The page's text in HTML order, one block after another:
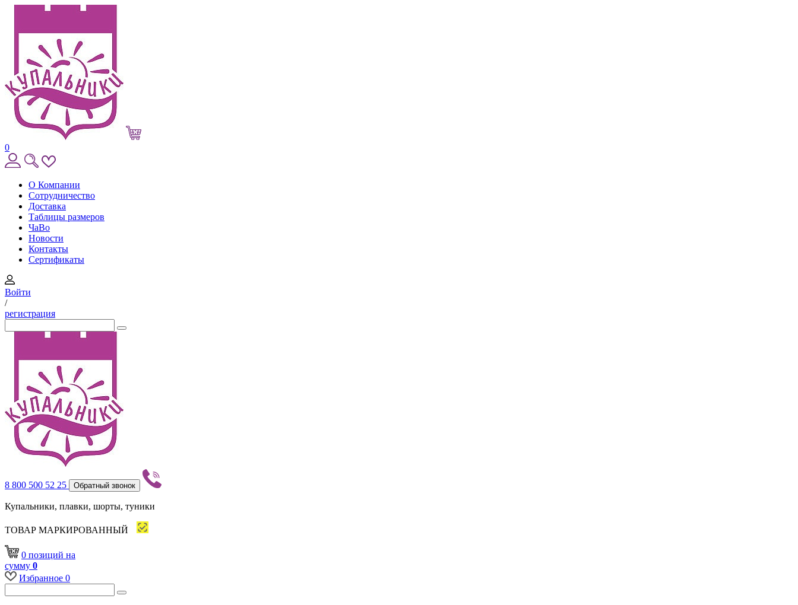
0
О Компании
Сотрудничество
Доставка
Таблицы размеров
ЧаВо
Новости
Контакты
Сертификаты
Войти
/
регистрация
8 800 500 52 25 Обратный звонок
Купальники, плавки, шорты, туники
ТОВАР МАРКИРОВАННЫЙ
0 позиций на
сумму 0
Избранное 0